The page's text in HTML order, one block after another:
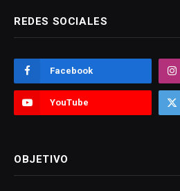
REDES SOCIALES
Facebook
YouTube
OBJETIVO